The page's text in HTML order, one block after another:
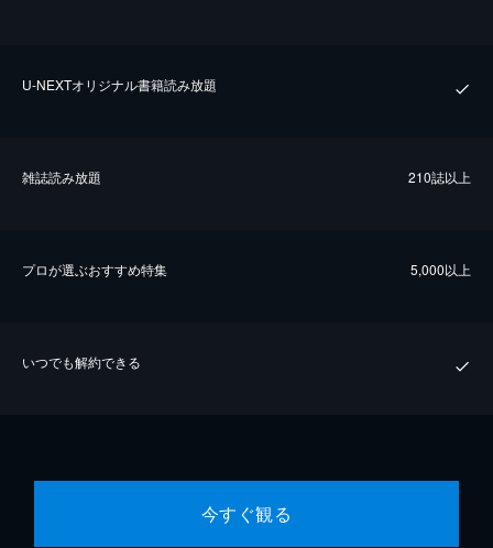
U-NEXTオリジナル書籍読み放題
雑誌読み放題 210誌以上
プロが選ぶおすすめ特集 5,000以上
いつでも解約できる
今すぐ観る